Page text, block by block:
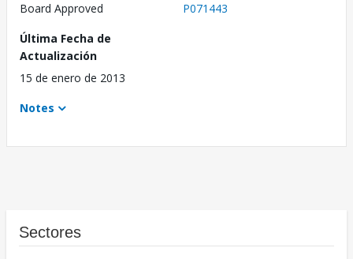
Board Approved
P071443
Última Fecha de
Actualización
15 de enero de 2013
Notes
Sectores